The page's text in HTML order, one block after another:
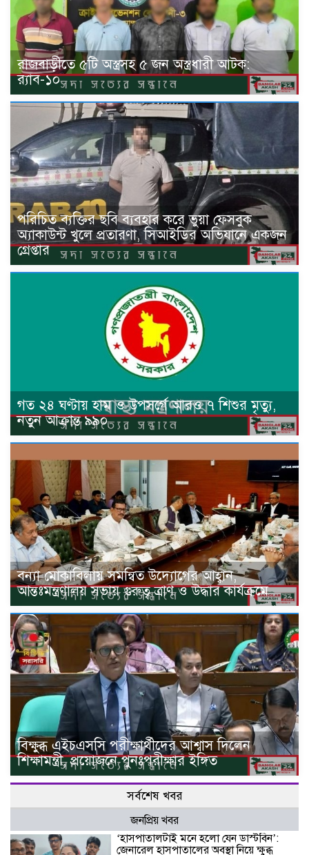
রাজবাড়ীতে ৫টি অস্ত্রসহ ৫ জন অস্ত্রধারী আটক:
র‍্যাব-১০
পরিচিত ব্যক্তির ছবি ব্যবহার করে ভুয়া ফেসবুক
অ্যাকাউন্ট খুলে প্রতারণা, সিআইডির অভিযানে একজন
গ্রেপ্তার
গত ২৪ ঘণ্টায় হাম ও উপসর্গে আরও ৭ শিশুর মৃত্যু,
নতুন আক্রান্ত ৯৯০
বন্যা মোকাবিলায় সমন্বিত উদ্যোগের আহ্বান,
আন্তঃমন্ত্রণালয় সভায় গুরুত্ব ত্রাণ ও উদ্ধার কার্যক্রমে
বিক্ষুব্ধ এইচএসসি পরীক্ষার্থীদের আশ্বাস দিলেন
শিক্ষামন্ত্রী, প্রয়োজনে পুনঃপরীক্ষার ইঙ্গিত
সর্বশেষ খবর
জনপ্রিয় খবর
‘হাসপাতালটাই মনে হলো যেন ডাস্টবিন’:
জেনারেল হাসপাতালের অবস্থা নিয়ে ক্ষুব্ধ